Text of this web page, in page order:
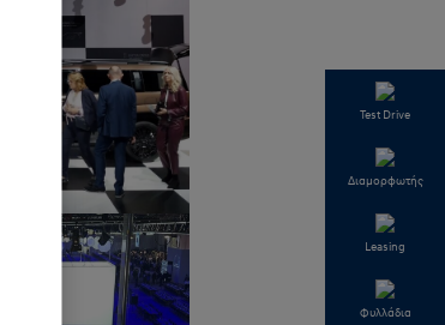
Test Drive
Διαμορφωτής
Leasing
Φυλλάδια